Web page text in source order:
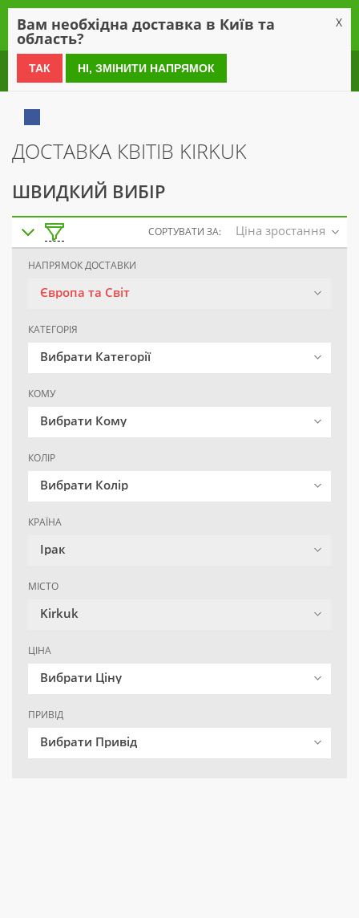
0 800 21 54 55
ДОСТАВКА КВІТІВ KIRKUK
ШВИДКИЙ ВИБІР
СОРТУВАТИ ЗА: Ціна зростання
НАПРЯМОК ДОСТАВКИ
Європа та Світ
КАТЕГОРІЯ
Вибрати Категорії
КОМУ
Вибрати Кому
КОЛІР
Вибрати Колір
КРАЇНА
Ірак
МІСТО
Kirkuk
ЦІНА
Вибрати Ціну
ПРИВІД
Вибрати Привід
Вам необхідна доставка в Київ та
область?
X
ТАК НІ, ЗМІНИТИ НАПРЯМОК